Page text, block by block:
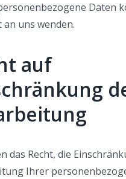
Daten
an uns wenden.
auf
das Recht, die
Ihrer